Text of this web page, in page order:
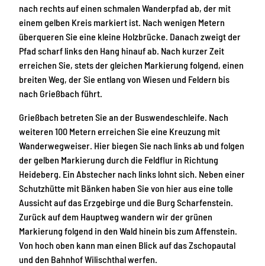
nach rechts auf einen schmalen Wanderpfad ab, der mit
einem gelben Kreis markiert ist. Nach wenigen Metern
überqueren Sie eine kleine Holzbrücke. Danach zweigt der
Pfad scharf links den Hang hinauf ab. Nach kurzer Zeit
erreichen Sie, stets der gleichen Markierung folgend, einen
breiten Weg, der Sie entlang von Wiesen und Feldern bis
nach Grießbach führt.
Grießbach betreten Sie an der Buswendeschleife. Nach
weiteren 100 Metern erreichen Sie eine Kreuzung mit
Wanderwegweiser. Hier biegen Sie nach links ab und folgen
der gelben Markierung durch die Feldflur in Richtung
Heideberg. Ein Abstecher nach links lohnt sich. Neben einer
Schutzhütte mit Bänken haben Sie von hier aus eine tolle
Aussicht auf das Erzgebirge und die Burg Scharfenstein.
Zurück auf dem Hauptweg wandern wir der grünen
Markierung folgend in den Wald hinein bis zum Affenstein.
Von hoch oben kann man einen Blick auf das Zschopautal
und den Bahnhof Wilischthal werfen.